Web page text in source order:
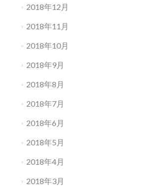
2018年12月
2018年11月
2018年10月
2018年9月
2018年8月
2018年7月
2018年6月
2018年5月
2018年4月
2018年3月